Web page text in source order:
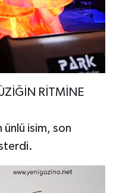
RİTMİNE
isim, son